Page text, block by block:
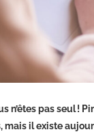
n’êtes pas seul !
il existe